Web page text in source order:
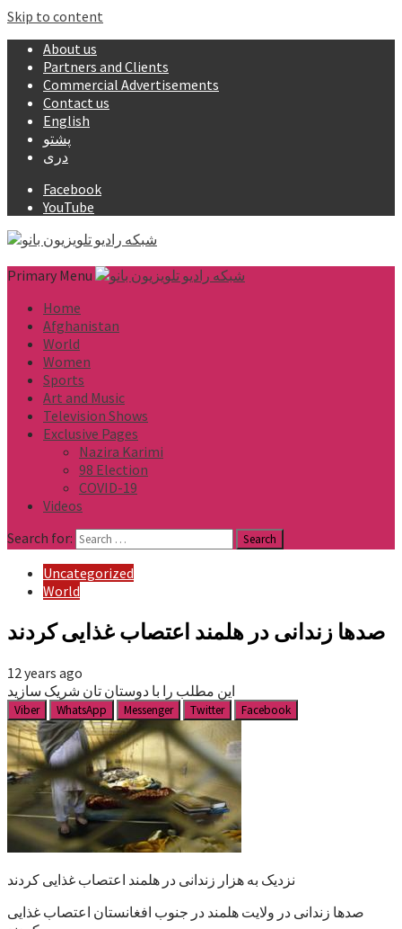
Skip to content
About us
Partners and Clients
Commercial Advertisements
Contact us
English
پشتو
دری
Facebook
YouTube
Primary Menu
Home
Afghanistan
World
Women
Sports
Art and Music
Television Shows
Exclusive Pages
Nazira Karimi
98 Election
COVID-19
Videos
Search for:
Uncategorized
World
صدها زندانی در هلمند اعتصاب غذایی کردند
12 years ago
این مطلب را با دوستان تان شریک سازید
Viber WhatsApp Messenger Twitter Facebook
نزدیک به هزار زندانی در هلمند اعتصاب غذایی کردند
صدها زندانی در ولایت هلمند در جنوب افغانستان اعتصاب غذایی